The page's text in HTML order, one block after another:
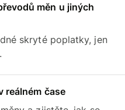
měn u jiných
skryté poplatky, jen
.
reálném čase